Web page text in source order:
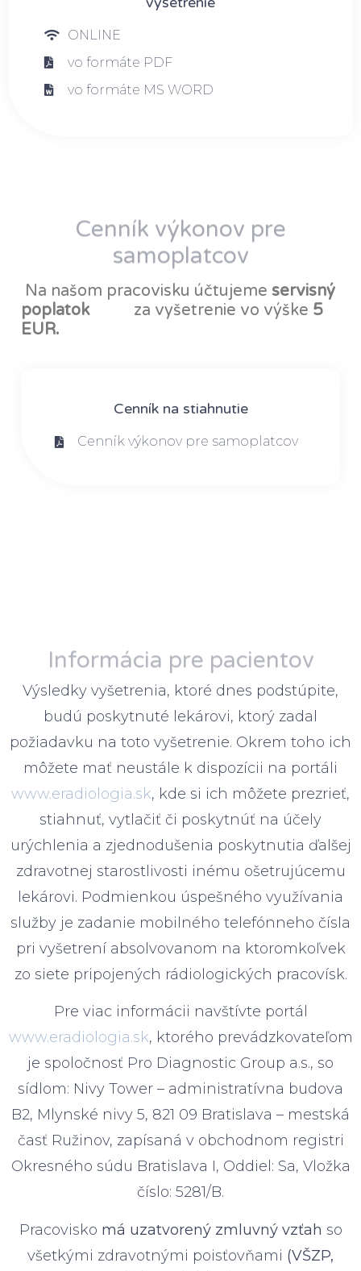
ONLINE
vo formáte PDF
vo formáte MS WORD
Cenník výkonov pre
samoplatcov
Na našom pracovisku účtujeme servisný
poplatokza vyšetrenie vo výške 5
EUR.
Cenník na stiahnutie
Cenník výkonov pre samoplatcov
Informácia pre pacientov
Výsledky vyšetrenia, ktoré dnes podstúpite,
budú poskytnuté lekárovi, ktorý zadal
požiadavku na toto vyšetrenie. Okrem toho ich
môžete mať neustále k dispozícii na portáli
www.eradiologia.sk, kde si ich môžete prezrieť,
stiahnuť, vytlačiť či poskytnúť na účely
urýchlenia a zjednodušenia poskytnutia ďalšej
zdravotnej starostlivosti inému ošetrujúcemu
lekárovi. Podmienkou úspešného využívania
služby je zadanie mobilného telefónneho čísla
pri vyšetrení absolvovanom na ktoromkoľvek
zo siete pripojených rádiologických pracovísk.
Pre viac informácii navštívte portál
www.eradiologia.sk, ktorého prevádzkovateľom
je spoločnosť Pro Diagnostic Group a.s., so
sídlom: Nivy Tower – administratívna budova
B2, Mlynské nivy 5, 821 09 Bratislava – mestská
časť Ružinov, zapísaná v obchodnom registri
Okresného súdu Bratislava I, Oddiel: Sa, Vložka
číslo: 5281/B.
Pracovisko má uzatvorený zmluvný vzťah so
všetkými zdravotnými poisťovňami (VŠZP,